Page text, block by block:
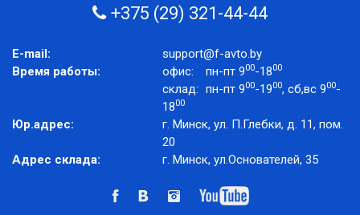
+375 (29) 321-44-44
E-mail:
support@f-avto.by
Время работы:
офис: пн-пт 900-1800
склад: пн-пт 900-1900, сб,вс 900-
1800
Юр.адрес:
г. Минск, ул. П.Глебки, д. 11, пом.
20
Адрес склада:
г. Минск, ул.Основателей, 35